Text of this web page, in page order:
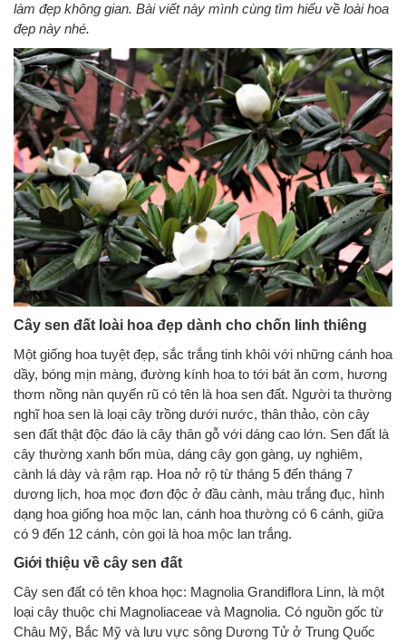
làm đẹp không gian. Bài viết này mình cùng tìm hiểu về loài hoa
đẹp này nhé.
Cây sen đất loài hoa đẹp dành cho chốn linh thiêng
Một giống hoa tuyệt đẹp, sắc trắng tinh khôi với những cánh hoa
dầy, bóng mịn màng, đường kính hoa to tới bát ăn cơm, hương
thơm nồng nàn quyến rũ có tên là hoa sen đất. Người ta thường
nghĩ hoa sen là loại cây trồng dưới nước, thân thảo, còn cây
sen đất thật độc đáo là cây thân gỗ với dáng cao lớn. Sen đất là
cây thường xanh bốn mùa, dáng cây gọn gàng, uy nghiêm,
cành lá dày và rậm rạp. Hoa nở rộ từ tháng 5 đến tháng 7
dương lịch, hoa mọc đơn độc ở đầu cành, màu trắng đục, hình
dạng hoa giống hoa mộc lan, cánh hoa thường có 6 cánh, giữa
có 9 đến 12 cánh, còn gọi là hoa mộc lan trắng.
Giới thiệu về cây sen đất
Cây sen đất có tên khoa học: Magnolia Grandiflora Linn, là một
loại cây thuộc chi Magnoliaceae và Magnolia. Có nguồn gốc từ
Châu Mỹ, Bắc Mỹ và lưu vực sông Dương Tử ở Trung Quốc